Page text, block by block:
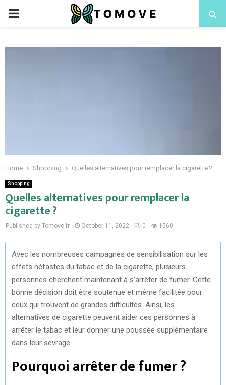
PRIMARY
Home Shopping Quelles alternatives pour remplacer la cigarette ?
Shopping
Quelles alternatives pour remplacer la
cigarette ?
Published by Tomove.fr October 11, 2022 0 1560
Avec les nombreuses campagnes de sensibilisation sur les
effets néfastes du tabac et de la cigarette, plusieurs
personnes cherchent maintenant à s’arrêter de fumer. Cette
bonne décision doit être soutenue et même facilitée pour
ceux qui trouvent de grandes difficultés. Ainsi, les
alternatives de cigarette peuvent aider ces personnes à
arrêter le tabac et leur donner une poussée supplémentaire
dans leur sevrage.
Pourquoi arrêter de fumer ?